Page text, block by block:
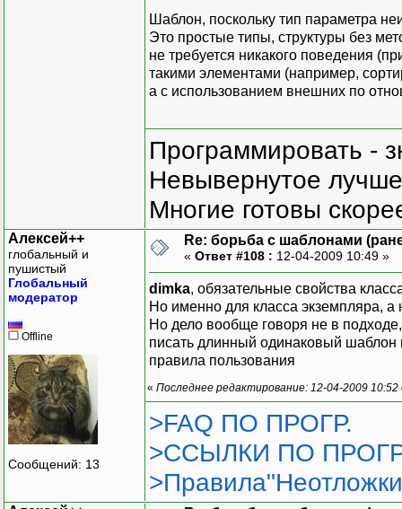
//2)массив указателей
Шаблон, поскольку тип параметра
Это простые типы, структуры без
не требуется никакого поведения
такими элементами (например,
а с использованием внешних по
Программировать -
Невывернутое
Многие готовы
Алексей++
глобальный и
пушистый
Глобальный
модератор
Offline
Сообщений: 13
Re: борьба с шаблонами
« Ответ #108 : 12-04-2009 10:49 »
dimka, обязательные свойства
Но именно для класса экземпляра, а
Но дело вообще говоря не в
писать длинный одинаковый
правила пользования
« Последнее редактирование: 12-04-2009
>FAQ ПО ПРОГР.
>ССЫЛКИ ПО